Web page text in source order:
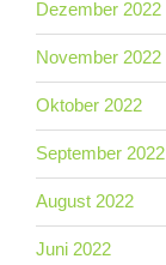
Dezember 2022
November 2022
Oktober 2022
September 2022
August 2022
Juni 2022